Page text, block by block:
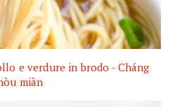
e verdure in brodo - Cháng
miàn